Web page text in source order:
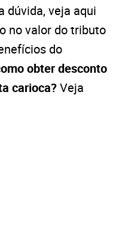
dúvida, veja aqui
no valor do tributo
do
obter desconto
carioca?Veja